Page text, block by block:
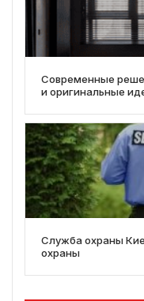
Современные
и оригинальные
Служба охраны
охраны